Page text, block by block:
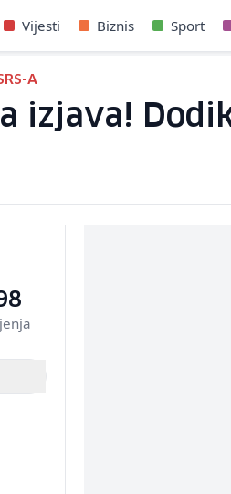
Vijesti Biznis Sport
A
izjava!